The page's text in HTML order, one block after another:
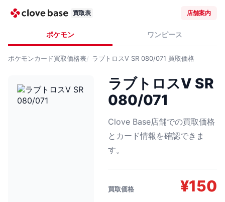
買取表 店舗案内
ポケモン ワンピース
ポケモンカード買取価格表 ラブトロスV SR 080/071 買取価格
ラブトロスV SR
080/071
Clove Base店舗での買取価格
とカード情報を確認できま
す。
買取価格 ¥150